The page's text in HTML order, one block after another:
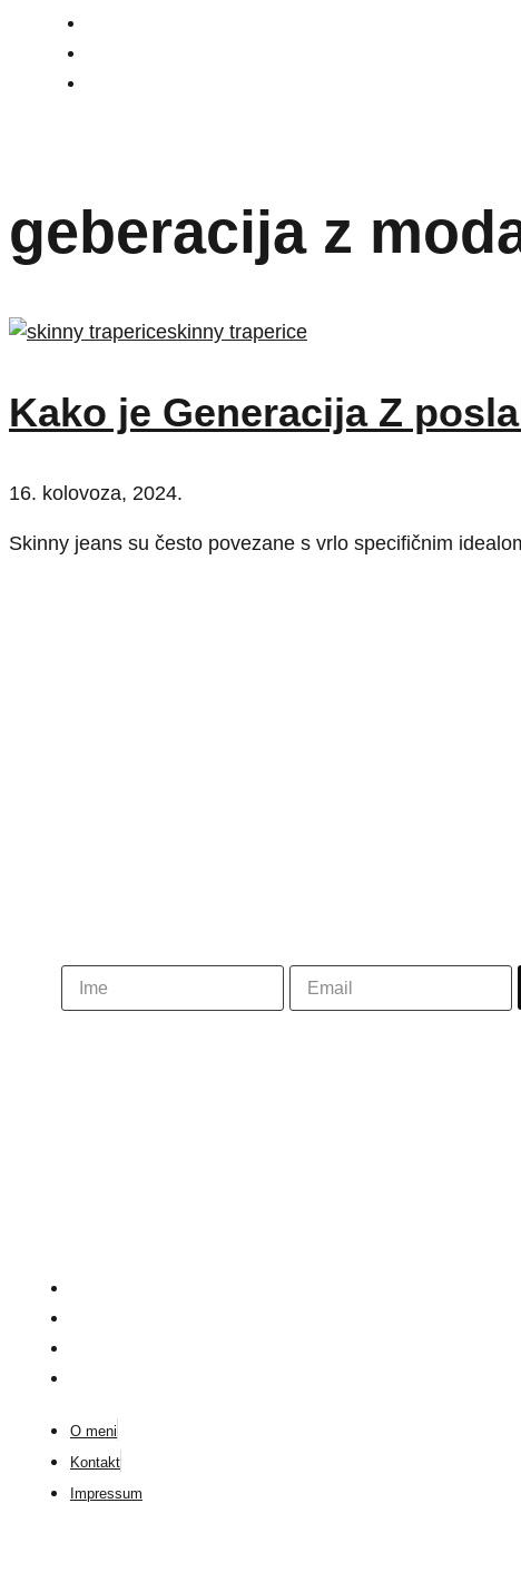
geberacija z
Kako je Generacija Z
16. kolovoza, 2024.
Skinny jeans su često povezane s vrlo specifičnim
O meni
Kontakt
Impressum